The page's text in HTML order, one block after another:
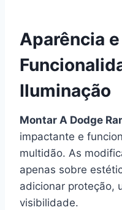
Aparência e
Iluminação
Montar A Dodge
impactante e
multidão. As
apenas sobre
adicionar proteção,
visibilidade.